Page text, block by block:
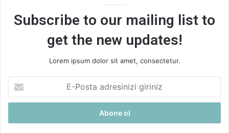
Subscribe to our mailing list to
get the new updates!
Lorem ipsum dolor sit amet, consectetur.
Posta
adresinizi